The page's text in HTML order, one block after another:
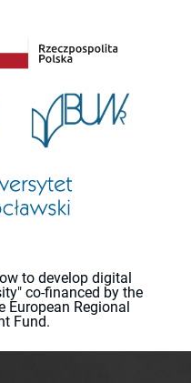
to develop digital
co-financed by the
European Regional
Fund.